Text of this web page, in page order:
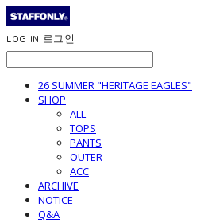
LOG IN 로그인
26 SUMMER "HERITAGE EAGLES"
SHOP
ALL
TOPS
PANTS
OUTER
ACC
ARCHIVE
NOTICE
Q&A